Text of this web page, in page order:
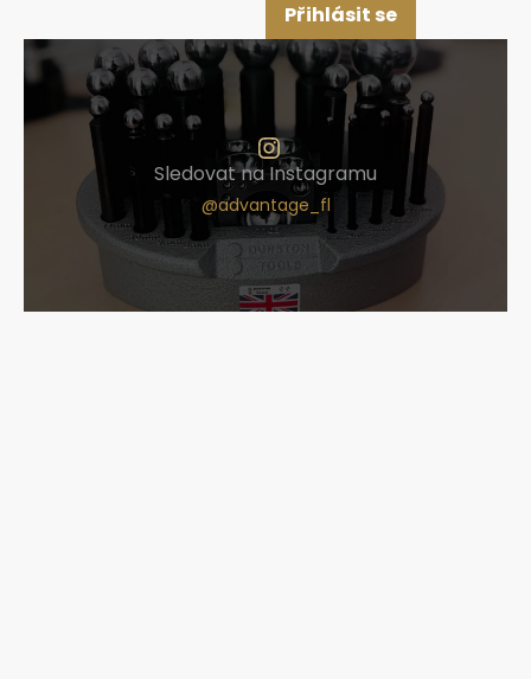
Přihlásit se
Sledovat na Instagramu